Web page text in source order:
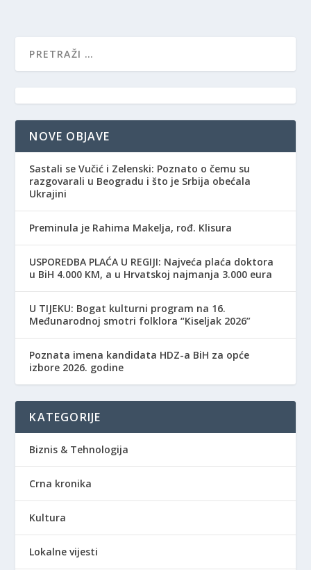
NOVE OBJAVE
Sastali se Vučić i Zelenski: Poznato o čemu su
razgovarali u Beogradu i što je Srbija obećala
Ukrajini
Preminula je Rahima Makelja, rođ. Klisura
USPOREDBA PLAĆA U REGIJI: Najveća plaća doktora
u BiH 4.000 KM, a u Hrvatskoj najmanja 3.000 eura
​U TIJEKU: Bogat kulturni program na 16.
Međunarodnoj smotri folklora “Kiseljak 2026”
Poznata imena kandidata HDZ-a BiH za opće
izbore 2026. godine
KATEGORIJE
Biznis & Tehnologija
Crna kronika
Kultura
Lokalne vijesti